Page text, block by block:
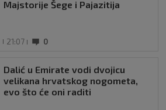
Majstorije Šege i Pajazitija
21:07 0
Dalić u Emirate vodi dvojicu
velikana hrvatskog nogometa,
evo što će oni raditi